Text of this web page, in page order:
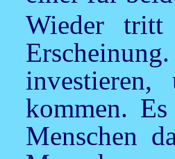
Wieder tritt
kommen.
Menschen